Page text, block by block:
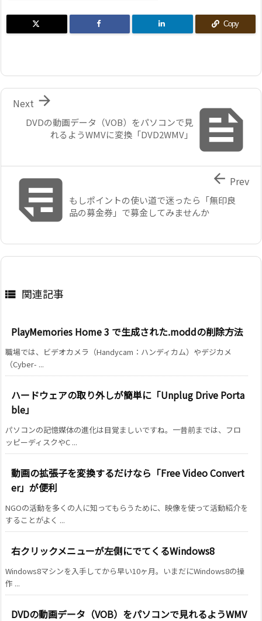
Copy

DVDの動画データ（VOB）をパソコンで見
れるようWMVに変換「DVD2WMV」

Next
もしポイントの使い道で迷ったら「無印良
品の募金券」で募金してみませんか
 Prev
 関連記事
PlayMemories Home 3 で生成された.moddの削除方法
職場では、ビデオカメラ（Handycam：ハンディカム）やデジカメ
（Cyber- ...
ハードウェアの取り外しが簡単に「Unplug Drive Porta
ble」
パソコンの記憶媒体の進化は目覚ましいですね。一昔前までは、フロ
ッピーディスクやC ...
動画の拡張子を変換するだけなら「Free Video Convert
er」が便利
NGOの活動を多くの人に知ってもらうために、映像を使って活動紹介を
することがよく ...
右クリックメニューが左側にでてくるWindows8
Windows8マシンを入手してから早い10ヶ月。いまだにWindows8の操
作 ...
DVDの動画データ（VOB）をパソコンで見れるようWMV